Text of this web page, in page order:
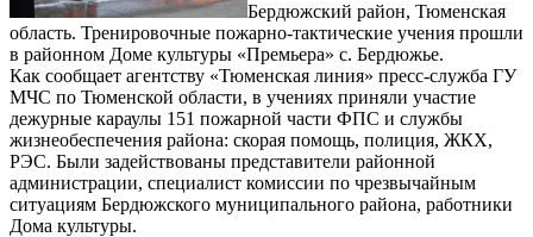
Бердюжский район, Тюменская
область. Тренировочные пожарно-тактические учения прошли
в районном Доме культуры «Премьера» с. Бердюжье.
Как сообщает агентству «Тюменская линия» пресс-служба ГУ
МЧС по Тюменской области, в учениях приняли участие
дежурные караулы 151 пожарной части ФПС и службы
жизнеобеспечения района: скорая помощь, полиция, ЖКХ,
РЭС. Были задействованы представители районной
администрации, специалист комиссии по чрезвычайным
ситуациям Бердюжского муниципального района, работники
Дома культуры.